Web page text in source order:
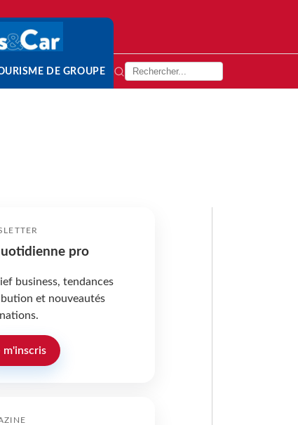
DE GROUPE
pro
business, tendances
et nouveautés
m'inscris